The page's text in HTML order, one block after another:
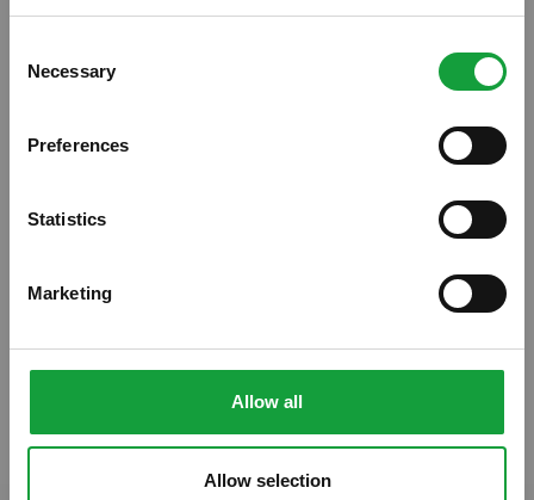
Selection
Necessary
Preferences
Statistics
Marketing
Allow all
Allow selection
ISCRIVITI ALLA NEWSLETTER
Resta aggiornato su tutte le ultime novita nel campo